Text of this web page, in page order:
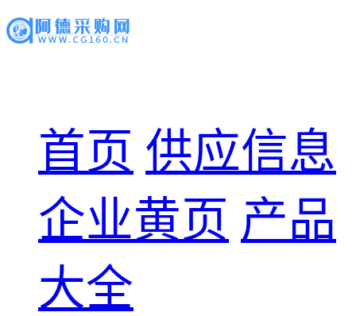
首页 供应信息
企业黄页 产品
大全